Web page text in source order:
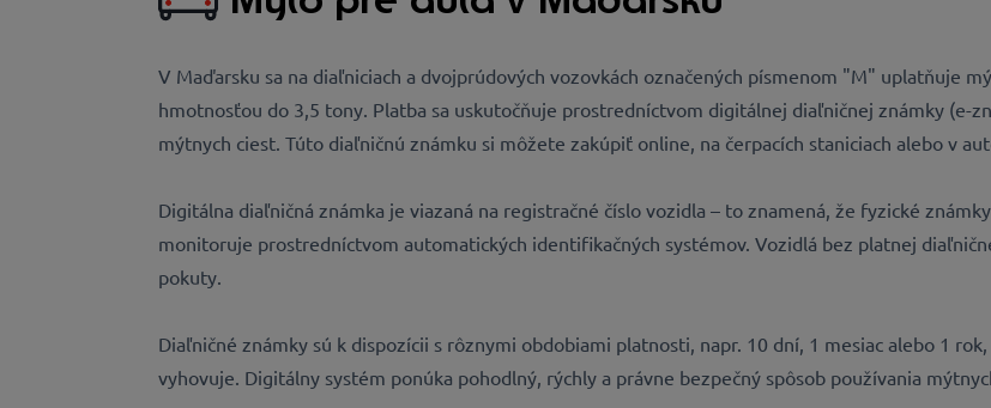
V Maďarsku sa na diaľniciach a dvojprúdových vozovkách označených písmenom "M" uplatňuje
hmotnosťou do 3,5 tony. Platba sa uskutočňuje prostredníctvom digitálnej diaľničnej známky (e-
mýtnych ciest. Túto diaľničnú známku si môžete zakúpiť online, na čerpacích staniciach alebo v
Digitálna diaľničná známka je viazaná na registračné číslo vozidla – to znamená, že fyzické
monitoruje prostredníctvom automatických identifikačných systémov. Vozidlá bez platnej
pokuty.
Diaľničné známky sú k dispozícii s rôznymi obdobiami platnosti, napr. 10 dní, 1 mesiac alebo 1
vyhovuje. Digitálny systém ponúka pohodlný, rýchly a právne bezpečný spôsob používania